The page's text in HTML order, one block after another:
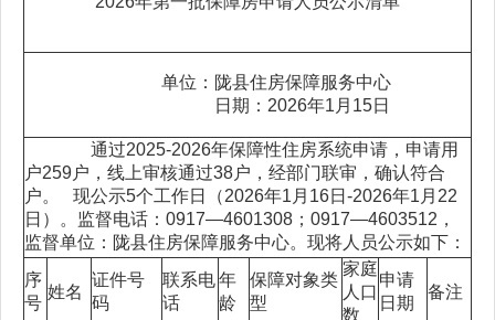
单位：陇县住房保障服务中心
日期：2026年1月15日
通过2025-2026年保障性住房系统申请，申请用
户259户，线上审核通过38户，经部门联审，确认符合
户。 现公示5个工作日（2026年1月16日-2026年1月22
日）。监督电话：0917—4601308；0917—4603512，
监督单位：陇县住房保障服务中心。现将人员公示如下：
序
号
姓名
证件号
码
联系电
话
年
龄
保障对象类
型
家庭
人口
数
申请
日期
备注